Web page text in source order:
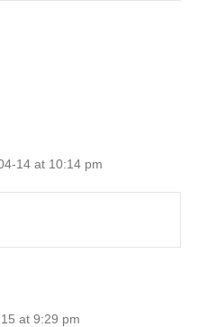
14 at 10:14 pm
at 9:29 pm